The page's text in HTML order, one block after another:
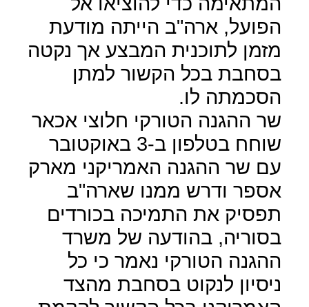
הפועל, ארה"ב הייתה מודעת
מזמן לתוכנית המבצע אך נקטה
בסחבת בכל הקשור למתן
הסכמתה לו.
שר ההגנה הטורקי חלוצי אכאר
שוחח בטלפון ב-3 באוקטובר
עם שר ההגנה האמריקני מארק
אספר ודרש ממנו שארה"ב
תפסיק את התמיכה בכורדים
בסוריה, בהודעה של משרד
ההגנה הטורקי נאמר כי כל
ניסיון לנקוט בסחבת מהצד